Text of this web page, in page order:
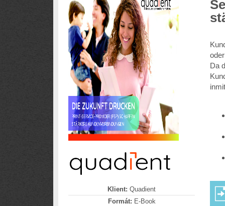
Klient: Quadient
Formát: E-Book
Da